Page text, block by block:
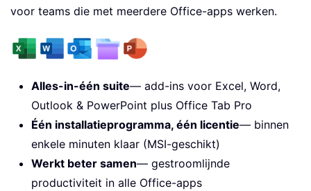
voor teams die met meerdere Office-apps werken.
Alles-in-één suite— add-ins voor Excel, Word,
Outlook & PowerPoint plus Office Tab Pro
Één installatieprogramma, één licentie— binnen
enkele minuten klaar (MSI-geschikt)
Werkt beter samen— gestroomlijnde
productiviteit in alle Office-apps